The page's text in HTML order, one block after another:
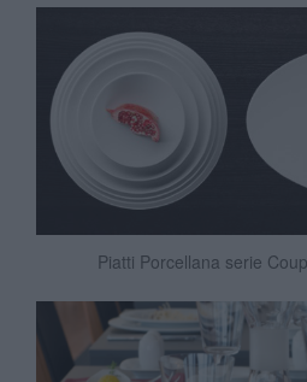
Piatti Porcellana serie